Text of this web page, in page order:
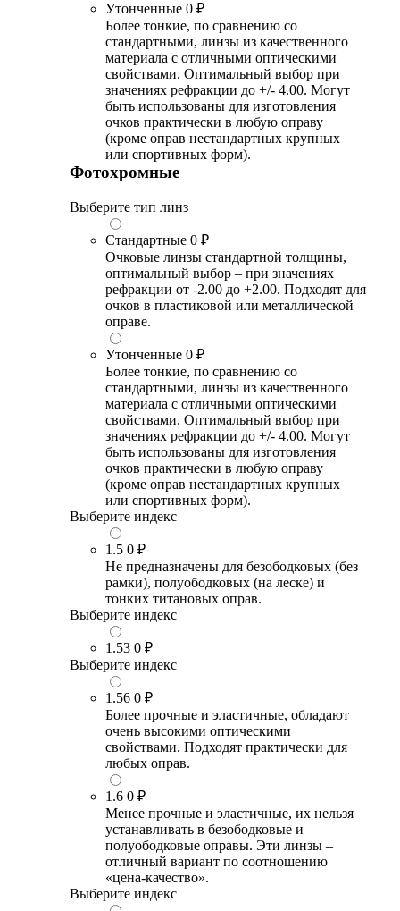
Утонченные 0 ₽
Более тонкие, по сравнению со
стандартными, линзы из качественного
материала с отличными оптическими
свойствами. Оптимальный выбор при
значениях рефракции до +/- 4.00. Могут
быть использованы для изготовления
очков практически в любую оправу
(кроме оправ нестандартных крупных
или спортивных форм).
Фотохромные
Выберите тип линз
Стандартные 0 ₽
Очковые линзы стандартной толщины,
оптимальный выбор – при значениях
рефракции от -2.00 до +2.00. Подходят для
очков в пластиковой или металлической
оправе.
Утонченные 0 ₽
Более тонкие, по сравнению со
стандартными, линзы из качественного
материала с отличными оптическими
свойствами. Оптимальный выбор при
значениях рефракции до +/- 4.00. Могут
быть использованы для изготовления
очков практически в любую оправу
(кроме оправ нестандартных крупных
или спортивных форм).
Выберите индекс
1.5 0 ₽
Не предназначены для безободковых (без
рамки), полуободковых (на леске) и
тонких титановых оправ.
Выберите индекс
1.53 0 ₽
Выберите индекс
1.56 0 ₽
Более прочные и эластичные, обладают
очень высокими оптическими
свойствами. Подходят практически для
любых оправ.
1.6 0 ₽
Менее прочные и эластичные, их нельзя
устанавливать в безободковые и
полуободковые оправы. Эти линзы –
отличный вариант по соотношению
«цена-качество».
Выберите индекс